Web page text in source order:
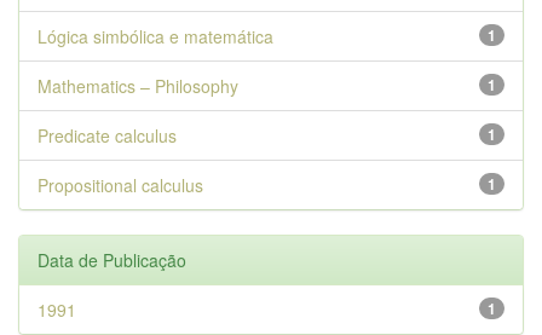
1
Lógica simbólica e matemática
1
Mathematics – Philosophy
1
Predicate calculus
1
Propositional calculus
Data de Publicação
1
1991